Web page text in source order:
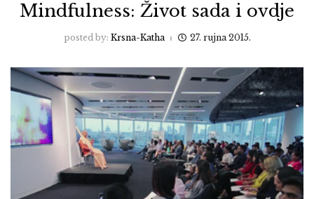
Mindfulness: Život sada i ovdje
posted by: Krsna-Katha 27. rujna 2015.